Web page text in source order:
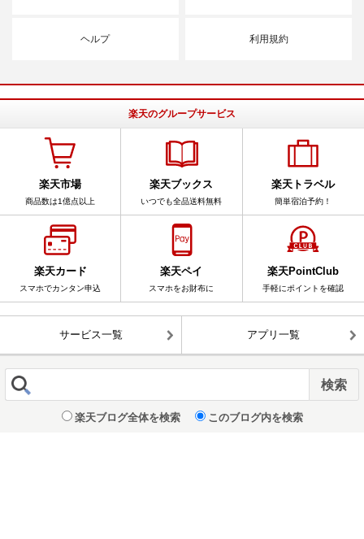
ヘルプ 利用規約
楽天のグループサービス
楽天市場
商品数は1億点以上
楽天ブックス
いつでも全品送料無料
楽天トラベル
簡単宿泊予約！
楽天カード
スマホでカンタン申込
楽天ペイ
スマホをお財布に
楽天PointClub
手軽にポイントを確認
サービス一覧 アプリ一覧
楽天ブログ全体を検索 このブログ内を検索